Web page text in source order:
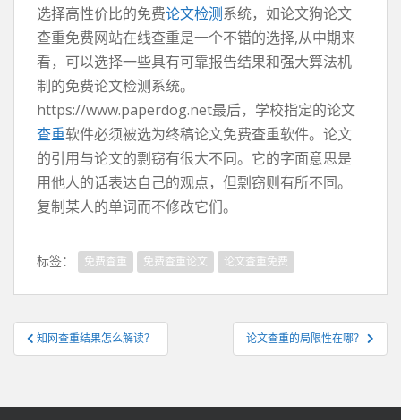
选择高性价比的免费论文检测系统，如论文狗论文
查重免费网站在线查重是一个不错的选择,从中期来
看，可以选择一些具有可靠报告结果和强大算法机
制的免费论文检测系统。
https://www.paperdog.net最后，学校指定的论文
查重软件必须被选为终稿论文免费查重软件。论文
的引用与论文的剽窃有很大不同。它的字面意思是
用他人的话表达自己的观点，但剽窃则有所不同。
复制某人的单词而不修改它们。
标签： 免费查重 免费查重论文 论文查重免费
文
章
航
知网查重结果怎么解读？ 论文查重的局限性在哪？